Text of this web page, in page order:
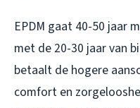
EPDM gaat 40-50 jaar
met de 20-30 jaar van
betaalt de hogere
comfort en